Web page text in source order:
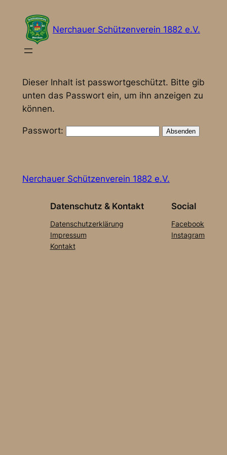
Nerchauer Schützenverein 1882 e.V.
Dieser Inhalt ist passwortgeschützt. Bitte gib
unten das Passwort ein, um ihn anzeigen zu
können.
Passwort:
Nerchauer Schützenverein 1882 e.V.
Datenschutz & Kontakt
Datenschutzerklärung
Impressum
Kontakt
Social
Facebook
Instagram